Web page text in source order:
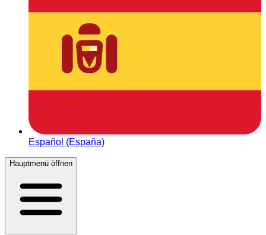
Español (España)
Hauptmenü öffnen